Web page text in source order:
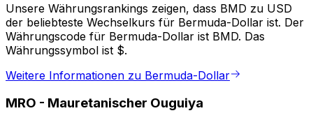
Unsere Währungsrankings zeigen, dass BMD zu USD
der beliebteste Wechselkurs für Bermuda-Dollar ist. Der
Währungscode für Bermuda-Dollar ist BMD. Das
Währungssymbol ist $.
Weitere Informationen zu Bermuda-Dollar
MRO - Mauretanischer Ouguiya